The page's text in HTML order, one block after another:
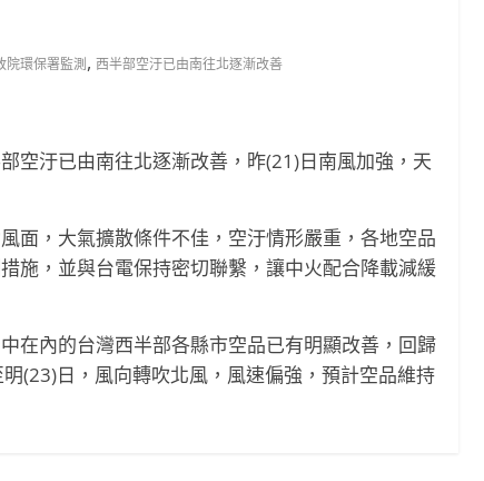
院環保署監測 , 西半部空汙已由南往北逐漸改善
空汙已由南往北逐漸改善，昨(21)日南風加強，天
面，大氣擴散條件不佳，空汙情形嚴重，各地空品
施，並與台電保持密切聯繫，讓中火配合降載減緩
在內的台灣西半部各縣市空品已有明顯改善，回歸
(23)日，風向轉吹北風，風速偏強，預計空品維持